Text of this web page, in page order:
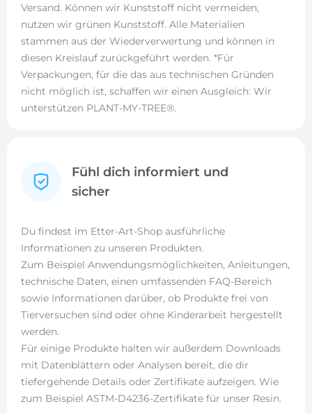
Versand. Können wir Kunststoff nicht vermeiden,
nutzen wir grünen Kunststoff. Alle Materialien
stammen aus der Wiederverwertung und können in
diesen Kreislauf zurückgeführt werden. *Für
Verpackungen, für die das aus technischen Gründen
nicht möglich ist, schaffen wir einen Ausgleich: Wir
unterstützen PLANT-MY-TREE®.
Fühl dich informiert und
sicher
Du findest im Etter-Art-Shop ausführliche
Informationen zu unseren Produkten.
Zum Beispiel Anwendungsmöglichkeiten, Anleitungen,
technische Daten, einen umfassenden FAQ-Bereich
sowie Informationen darüber, ob Produkte frei von
Tierversuchen sind oder ohne Kinderarbeit hergestellt
werden.
Für einige Produkte halten wir außerdem Downloads
mit Datenblättern oder Analysen bereit, die dir
tiefergehende Details oder Zertifikate aufzeigen. Wie
zum Beispiel ASTM-D4236-Zertifikate für unser Resin.